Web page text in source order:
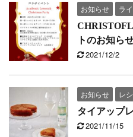
お知らせ
ラ
トのお知ら
2021/12/2
お知らせ
レ
タイアップ
2021/11/15